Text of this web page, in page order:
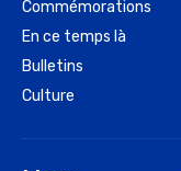
Commémorations
En ce temps là
Bulletins
Culture